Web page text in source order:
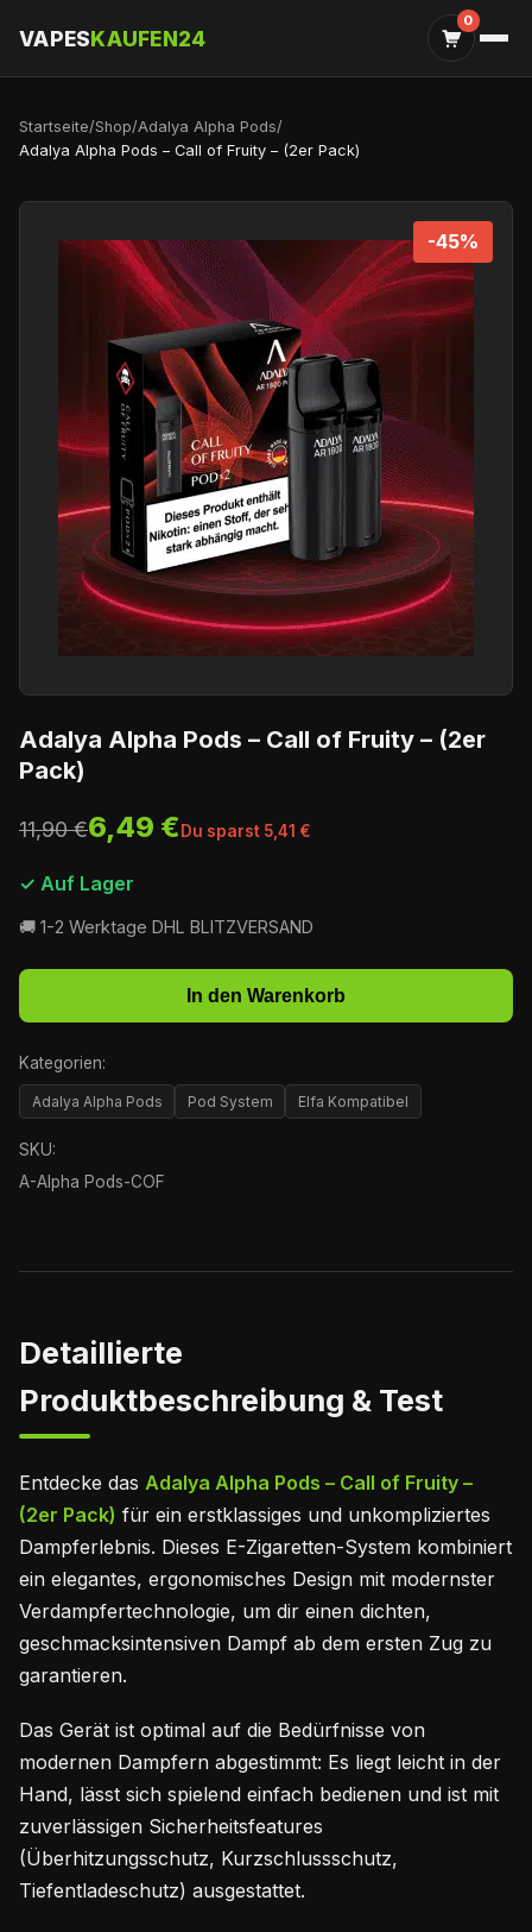
VAPESKAUFEN24
0
Startseite/Shop/Adalya Alpha Pods/
Adalya Alpha Pods – Call of Fruity – (2er Pack)
-45%
Adalya Alpha Pods – Call of Fruity – (2er
Pack)
11,90 €6,49 €Du sparst 5,41 €
✓ Auf Lager
🚚 1-2 Werktage DHL BLITZVERSAND
In den Warenkorb
Kategorien:
Adalya Alpha Pods Pod System Elfa Kompatibel
SKU:
A-Alpha Pods-COF
Detaillierte
Produktbeschreibung & Test
Entdecke das Adalya Alpha Pods – Call of Fruity –
(2er Pack) für ein erstklassiges und unkompliziertes
Dampferlebnis. Dieses E-Zigaretten-System kombiniert
ein elegantes, ergonomisches Design mit modernster
Verdampfertechnologie, um dir einen dichten,
geschmacksintensiven Dampf ab dem ersten Zug zu
garantieren.
Das Gerät ist optimal auf die Bedürfnisse von
modernen Dampfern abgestimmt: Es liegt leicht in der
Hand, lässt sich spielend einfach bedienen und ist mit
zuverlässigen Sicherheitsfeatures
(Überhitzungsschutz, Kurzschlussschutz,
Tiefentladeschutz) ausgestattet.